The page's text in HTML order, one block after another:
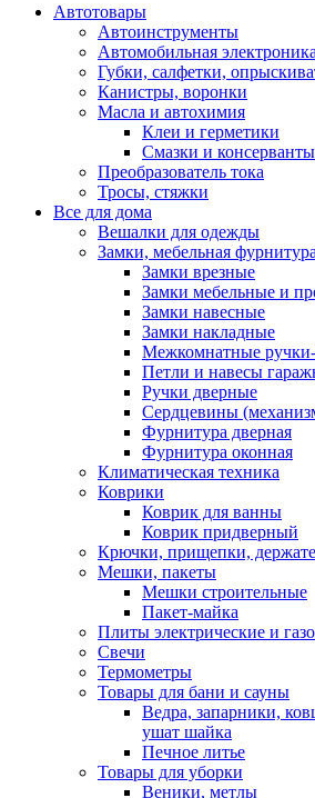
Автотовары
Автоинструменты
Автомобильная электроника
Губки, салфетки,
Канистры, воронки
Масла и автохимия
Клеи и герметики
Смазки и консерванты
Преобразователь тока
Тросы, стяжки
Все для дома
Вешалки для одежды
Замки, мебельная фурнитура
Замки врезные
Замки мебельные и
Замки навесные
Замки накладные
Межкомнатные
Петли и навесы
Ручки дверные
Сердцевины
Фурнитура дверная
Фурнитура оконная
Климатическая техника
Коврики
Коврик для ванны
Коврик придверный
Крючки, прищепки,
Мешки, пакеты
Мешки строительные
Пакет-майка
Плиты электрические и
Свечи
Термометры
Товары для бани и сауны
Ведра, запарники,
ушат шайка
Печное литье
Товары для уборки
Веники, метлы